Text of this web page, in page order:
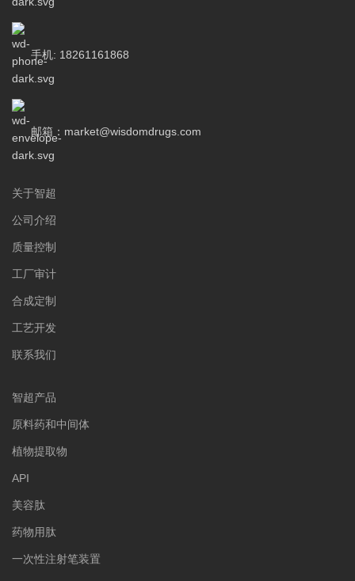
手机: 18261161868
邮箱：market@wisdomdrugs.com
关于智超
公司介绍
质量控制
工厂审计
合成定制
工艺开发
联系我们
智超产品
原料药和中间体
植物提取物
API
美容肽
药物用肽
一次性注射笔装置